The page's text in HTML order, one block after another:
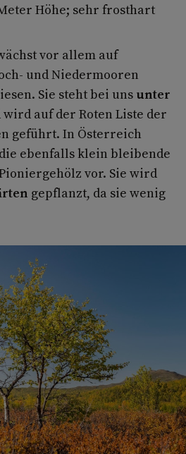
Höhe; sehr frosthart
vor allem auf
und Niedermooren
Sie steht bei uns unter
wird auf der Roten Liste der
geführt. In Österreich
ebenfalls klein bleibende
vor. Sie wird
gepflanzt, da sie wenig